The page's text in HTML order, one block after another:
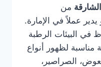
من
عملاً في الإمارة.
البيئات الرطبة
مناسبة لظهور أنواع
الصراصير،